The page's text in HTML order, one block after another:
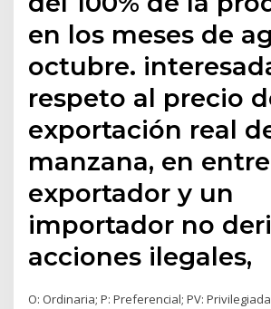
en los meses de
octubre.
respeto al precio
exportación real
manzana, en
exportador y un
importador no
acciones ilegales,
O: Ordinaria; P: Preferencial; PV: